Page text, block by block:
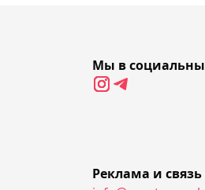
причины
закрытия БК
Мы в
Реклама и